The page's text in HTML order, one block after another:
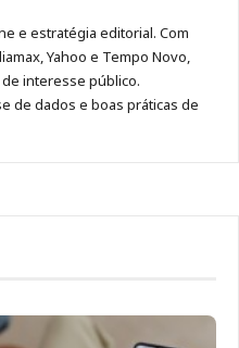
no
Pinterest
no
LinkedIn
no
Instagram
no
Facebook
e estratégia editorial. Com
Yahoo e Tempo Novo,
interesse público.
de dados e boas práticas de